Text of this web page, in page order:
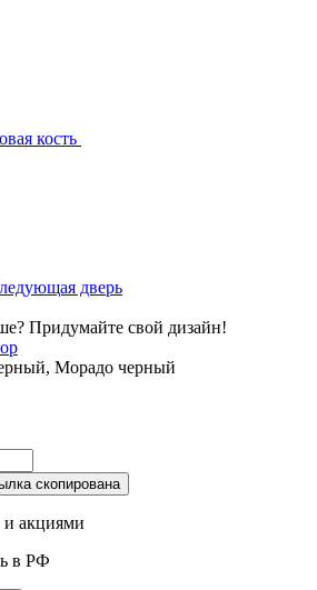
кость
дверь
Придумайте свой дизайн!
Морадо черный
скопирована
и акциями
в РФ